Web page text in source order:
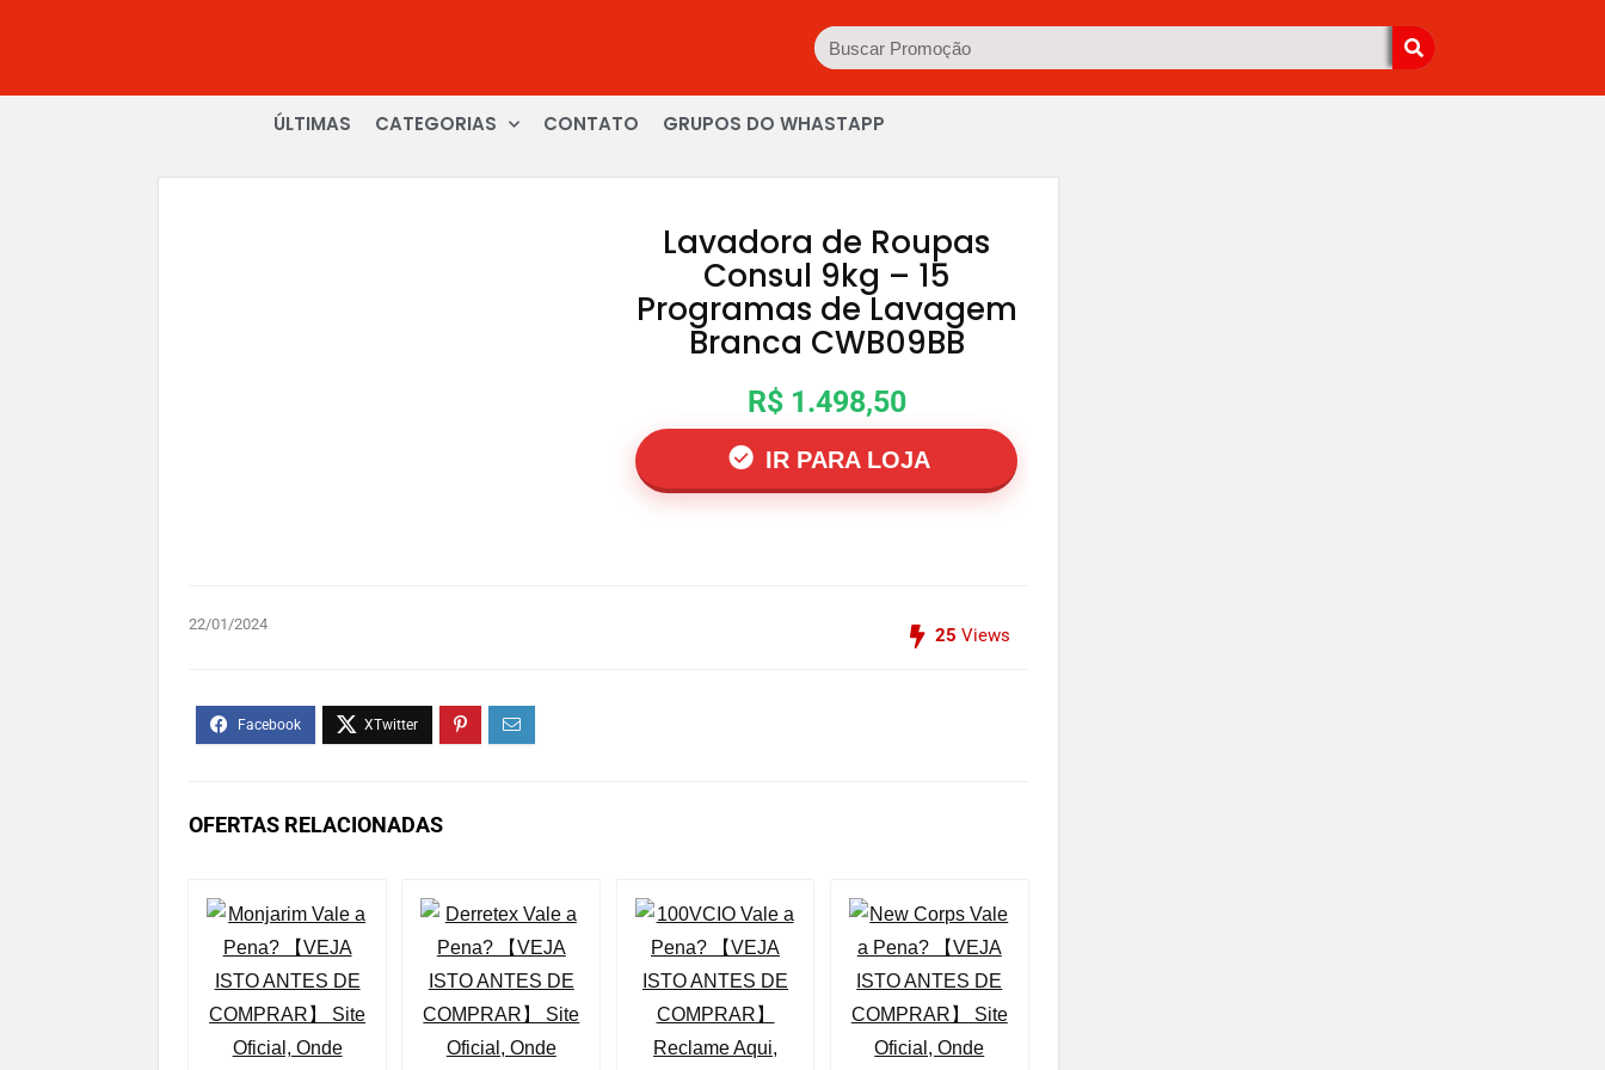
ÚLTIMAS CATEGORIAS CONTATO GRUPOS DO WHASTAPP
Lavadora de Roupas
Consul 9kg – 15
Programas de Lavagem
Branca CWB09BB
R$ 1.498,50
IR PARA LOJA
22/01/2024
25 Views
OFERTAS RELACIONADAS